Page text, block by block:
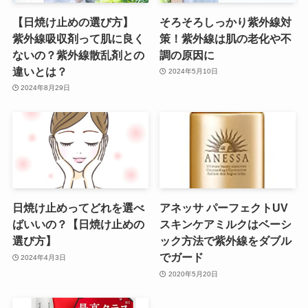
【日焼け止めの選び方】
紫外線吸収剤って肌に良く
ないの？紫外線散乱剤との
違いとは？
2024年8月29日
そろそろしっかり紫外線対
策！紫外線は肌の老化や不
調の原因に
2024年5月10日
日焼け止めってどれを選べ
ばいいの？【日焼け止めの
選び方】
2024年4月3日
アネッサ パーフェクトUV
スキンケアミルクはベーシ
ック方法で紫外線をダブル
でガード
2020年5月20日